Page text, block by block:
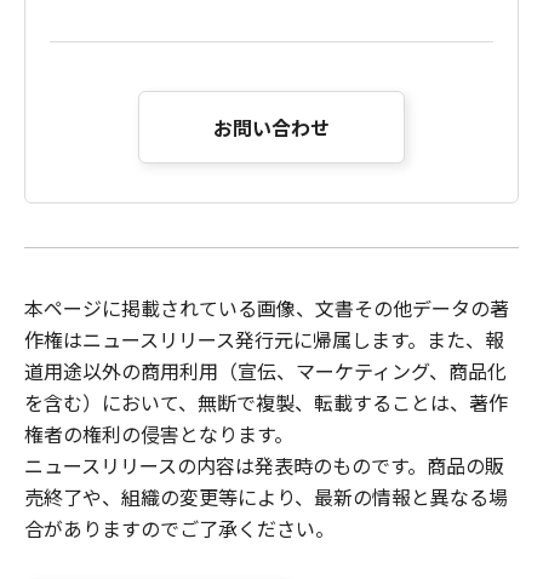
お問い合わせ
本ページに掲載されている画像、文書その他データの著
作権はニュースリリース発行元に帰属します。また、報
道用途以外の商用利用（宣伝、マーケティング、商品化
を含む）において、無断で複製、転載することは、著作
権者の権利の侵害となります。
ニュースリリースの内容は発表時のものです。商品の販
売終了や、組織の変更等により、最新の情報と異なる場
合がありますのでご了承ください。